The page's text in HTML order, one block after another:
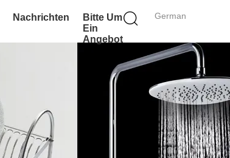
German
Nachrichten
Bitte Um
Ein
Angebot